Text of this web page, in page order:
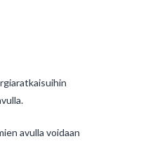
avulla voidaan